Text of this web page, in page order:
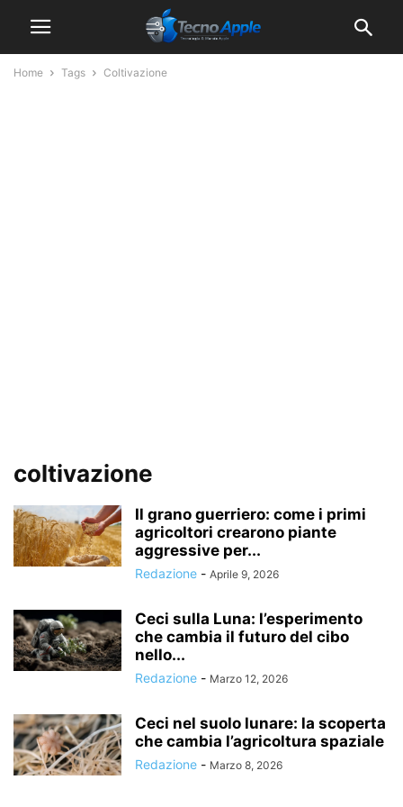
Home Tags Coltivazione
coltivazione
Il grano guerriero: come i primi
agricoltori crearono piante
aggressive per...
Redazione - Aprile 9, 2026
Ceci sulla Luna: l’esperimento
che cambia il futuro del cibo
nello...
Redazione - Marzo 12, 2026
Ceci nel suolo lunare: la scoperta
che cambia l’agricoltura spaziale
Redazione - Marzo 8, 2026